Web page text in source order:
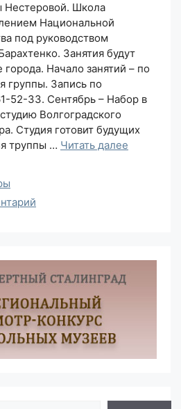
Нестеровой. Школа
Национальной
под руководством
Занятия будут
города. Начало занятий – по
группы. Запись по
52-33. Сентябрь – Набор в
Волгоградского
Студия готовит будущих
труппы … Читать далее